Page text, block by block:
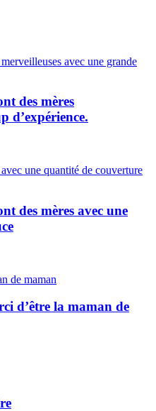
des mères
d’expérience.
des mères avec une
d’être la maman de